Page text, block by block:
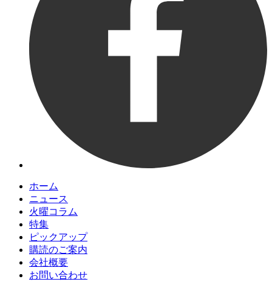
ホーム
ニュース
火曜コラム
特集
ピックアップ
購読のご案内
会社概要
お問い合わせ